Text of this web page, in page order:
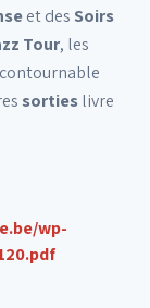
et desSoirs
Tour, les
sortieslivre
wp-